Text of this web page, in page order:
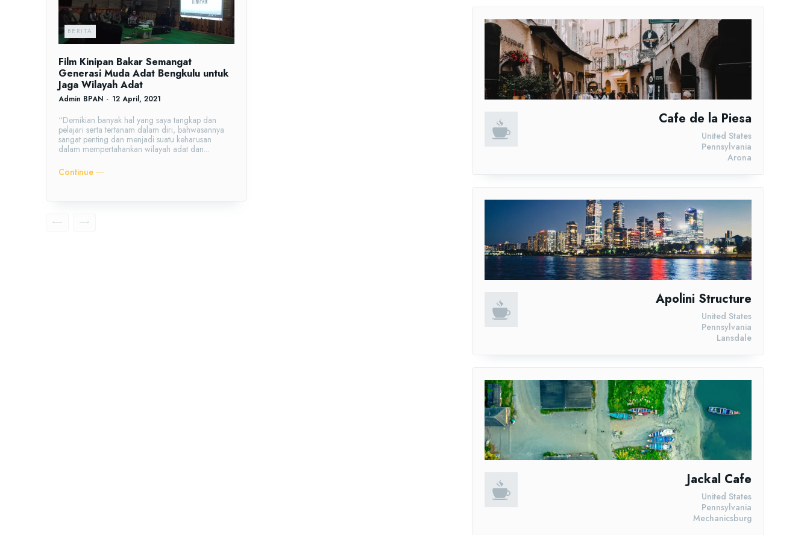
BERITA
Film Kinipan Bakar Semangat
Generasi Muda Adat Bengkulu untuk
Jaga Wilayah Adat
Admin BPAN - 12 April, 2021
“Demikian banyak hal yang saya tangkap dan
pelajari serta tertanam dalam diri, bahwasannya
sangat penting dan menjadi suatu keharusan
dalam mempertahankan wilayah adat dan...
Continue ―
Cafe de la Piesa
Arona
Pennsylvania
United States
Apolini Structure
Lansdale
Pennsylvania
United States
Jackal Cafe
Mechanicsburg
Pennsylvania
United States